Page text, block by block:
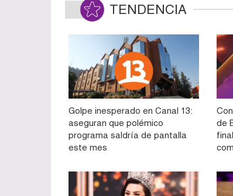
TENDENCIA
Golpe inesperado en Canal 13:
aseguran que polémico
programa saldría de pantalla
este mes
de